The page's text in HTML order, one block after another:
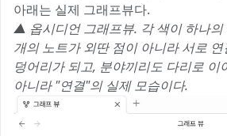
아래는 실제 그래프뷰다.
▲ 옵시디언 그래프뷰. 각 색이 하나의
개의 노트가 외딴 점이 아니라 서로
덩어리가 되고, 분야끼리도 다리로 이
아니라 "연결"의 실제 모습이다.